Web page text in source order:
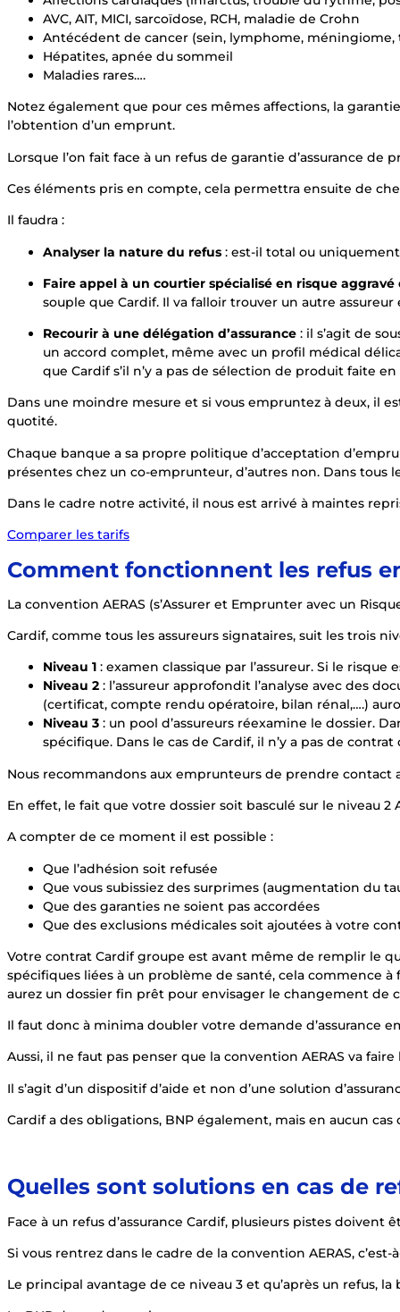
AVC, AIT, MICI, sarcoïdose, RCH, maladie de Crohn
Antécédent de cancer (sein, lymphome,
Hépatites, apnée du sommeil
Maladies rares….
Notez également que pour ces mêmes affections, la
l’obtention d’un emprunt.
Lorsque l’on fait face à un refus de garantie d’assurance
Ces éléments pris en compte, cela permettra ensuite de
Il faudra :
Analyser la nature du refus : est-il total ou uniquement
Faire appel à un courtier spécialisé en risque aggravé
souple que Cardif. Il va falloir trouver un autre
Recourir à une délégation d’assurance : il s’agit de
un accord complet, même avec un profil médical
que Cardif s’il n’y a pas de sélection de produit faite
Dans une moindre mesure et si vous empruntez à deux, il
quotité.
Chaque banque a sa propre politique d’acceptation
présentes chez un co-emprunteur, d’autres non. Dans tous
Dans le cadre notre activité, il nous est arrivé à maintes
Comparer les tarifs
Comment fonctionnent les refus
La convention AERAS (s’Assurer et Emprunter avec un
Cardif, comme tous les assureurs signataires, suit les trois
Niveau 1 : examen classique par l’assureur. Si le
Niveau 2 : l’assureur approfondit l’analyse avec des
(certificat, compte rendu opératoire, bilan rénal,….)
Niveau 3 : un pool d’assureurs réexamine le dossier.
spécifique. Dans le cas de Cardif, il n’y a pas de
Nous recommandons aux emprunteurs de prendre contact
En effet, le fait que votre dossier soit basculé sur le niveau 2
A compter de ce moment il est possible :
Que l’adhésion soit refusée
Que vous subissiez des surprimes (augmentation du
Que des garanties ne soient pas accordées
Que des exclusions médicales soit ajoutées à votre
Votre contrat Cardif groupe est avant même de remplir le
spécifiques liées à un problème de santé, cela commence
aurez un dossier fin prêt pour envisager le changement de
Il faut donc à minima doubler votre demande d’assurance
Aussi, il ne faut pas penser que la convention AERAS va
Il s’agit d’un dispositif d’aide et non d’une solution
Cardif a des obligations, BNP également, mais en aucun
Quelles sont solutions en cas de
Face à un refus d’assurance Cardif, plusieurs pistes
Si vous rentrez dans le cadre de la convention AERAS,
Le principal avantage de ce niveau 3 et qu’après un refus,